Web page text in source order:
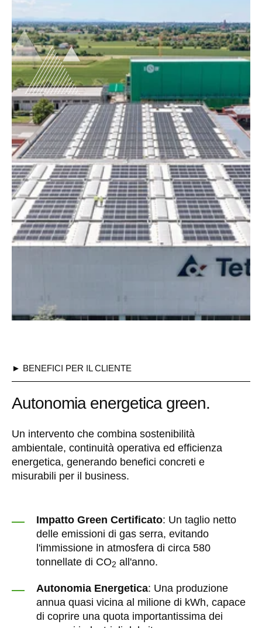
► BENEFICI PER IL CLIENTE
Autonomia energetica green.
Un intervento che combina sostenibilità
ambientale, continuità operativa ed efficienza
energetica, generando benefici concreti e
misurabili per il business.
Impatto Green Certificato: Un taglio netto
delle emissioni di gas serra, evitando
l'immissione in atmosfera di circa 580
tonnellate di CO2 all'anno.
Autonomia Energetica: Una produzione
annua quasi vicina al milione di kWh, capace
di coprire una quota importantissima dei